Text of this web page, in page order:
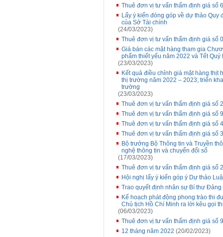
Thuê đơn vị tư vấn thẩm định giá số
Lấy ý kiến đóng góp về dự thảo
của Sở Tài chính
(24/03/2023)
Thuê đơn vị tư vấn thẩm định giá số
Giá bán các mặt hàng tham gia
phẩm thiết yếu năm 2022 và Tết
(23/03/2023)
Kết quả điều chỉnh giá mặt hàng
thị trường năm 2022 – 2023; triển
trường
(23/03/2023)
Thuê đơn vị tư vấn thẩm định giá số
Thuê đơn vị tư vấn thẩm định giá số
Thuê đơn vị tư vấn thẩm định giá số
Thuê đơn vị tư vấn thẩm định giá số
Bộ trưởng Bộ Thông tin và Truyền
nghệ thông tin và chuyển đổi số
(17/03/2023)
Thuê đơn vị tư vấn thẩm định giá số
Hội nghị lấy ý kiến góp ý Dự thảo
Trao quyết định nhân sự Bí thư
Kế hoạch phát động phong trào thi
Chủ tịch Hồ Chí Minh ra lời kêu gọi
(06/03/2023)
Thuê đơn vị tư vấn thẩm định giá số
12 tháng năm 2022 (20/02/2023)